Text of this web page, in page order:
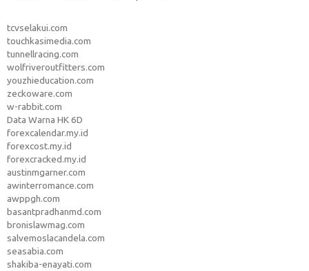
tcvselakui.com
touchkasimedia.com
tunnellracing.com
wolfriveroutfitters.com
youzhieducation.com
zeckoware.com
w-rabbit.com
Data Warna HK 6D
forexcalendar.my.id
forexcost.my.id
forexcracked.my.id
austinmgarner.com
awinterromance.com
awppgh.com
basantpradhanmd.com
bronislawmag.com
salvemoslacandela.com
seasabia.com
shakiba-enayati.com